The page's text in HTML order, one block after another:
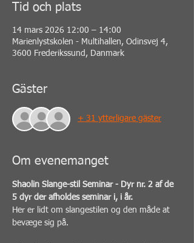
Tid och plats
14 mars 2026 12:00 – 14:00
Marienlystskolen - Multihallen, Odinsvej 4,
3600 Frederikssund, Danmark
Gäster
+ 31 ytterligare gäster
Om evenemanget
Shaolin Slange-stil Seminar - Dyr nr. 2 af de
5 dyr der afholdes seminar i, i år.
Her er lidt om slangestilen og den måde at
bevæge sig på.